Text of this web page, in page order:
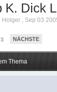
K. Dick
Holger , Sep 03
3 NÄCHSTE
Thema